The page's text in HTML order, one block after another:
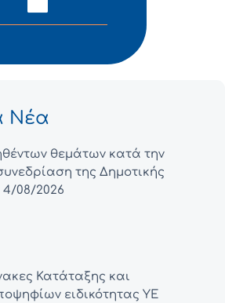
Νέα
θεμάτων κατά την
της Δημοτικής
4/08/2026
Κατάταξης και
ειδικότητας ΥΕ